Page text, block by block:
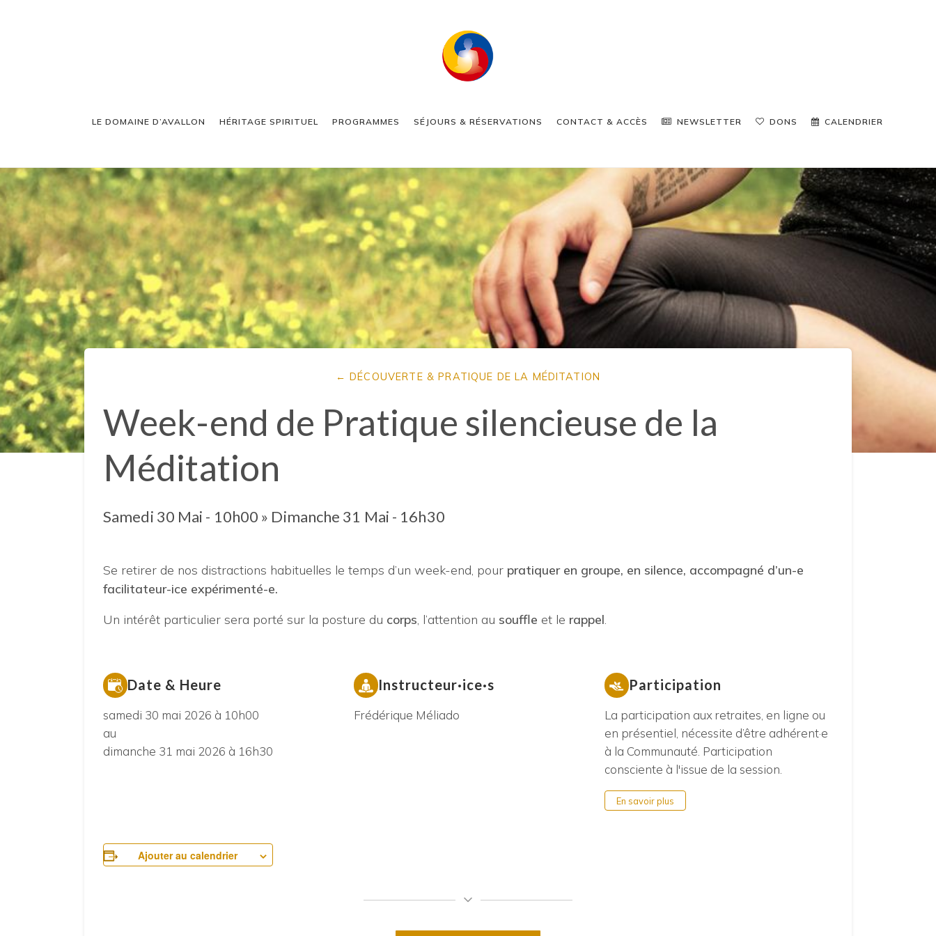
LE DOMAINE D’AVALLON HÉRITAGE SPIRITUEL PROGRAMMES SÉJOURS & RÉSERVATIONS CONTACT & ACCÈS NEWSLETTER DONS CALENDRIER
DÉCOUVERTE & PRATIQUE DE LA MÉDITATION
Week-end de Pratique silencieuse de la
Méditation
Samedi 30 Mai - 10h00 » Dimanche 31 Mai - 16h30
Se retirer de nos distractions habituelles le temps d’un week-end, pour pratiquer en groupe, en silence, accompagné d’un-e
facilitateur-ice expérimenté-e.
Un intérêt particulier sera porté sur la posture du corps, l’attention au souffle et le rappel.
Date & Heure
samedi 30 mai 2026 à 10h00
au
dimanche 31 mai 2026 à 16h30
Instructeur·ice·s
Frédérique Méliado
Participation
La participation aux retraites, en ligne ou
en présentiel, nécessite d’être adhérent·e
à la Communauté. Participation
consciente à l'issue de la session.
En savoir plus
Ajouter au calendrier